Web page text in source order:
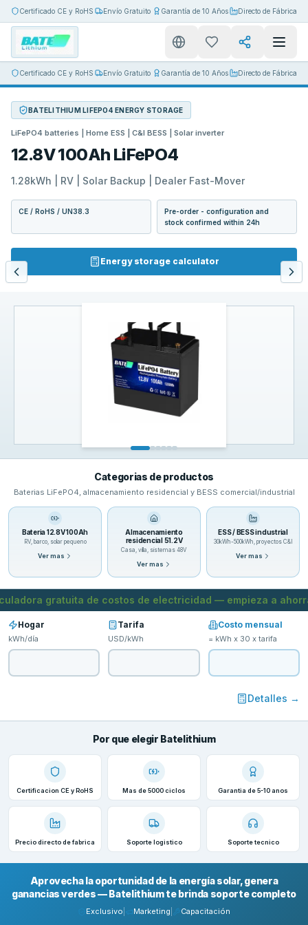
Certificado CE y RoHS Envío Gratuito Garantía de 10 Años Directo de Fábrica
Certificado CE y RoHS Envío Gratuito Garantía de 10 Años Directo de Fábrica
BATELITHIUM LIFEPO4 ENERGY STORAGE
LiFePO4 batteries | Home ESS | C&I BESS | Solar inverter
12.8V 100Ah LiFePO4
1.28kWh | RV | Solar Backup | Dealer Fast-Mover
CE / RoHS / UN38.3
Pre-order - configuration and
stock confirmed within 24h
Energy storage calculator
Categorias de productos
Baterias LiFePO4, almacenamiento residencial y BESS comercial/industrial
Bateria 12.8V 100Ah
RV, barco, solar pequeno
Ver mas
Almacenamiento
residencial 51.2V
Casa, villa, sistemas 48V
Ver mas
ESS / BESS industrial
30kWh-500kWh, proyectos C&I
Ver mas
gratuita de costos de electricidad — empieza a
Hogar
kWh/día
Tarifa
USD/kWh
Costo mensual
= kWh x 30 x tarifa
Detalles →
Por que elegir Batelithium
Certificacion CE y RoHS Mas de 5000 ciclos Garantia de 5-10 anos
Precio directo de fabrica Soporte logistico Soporte tecnico
Aprovecha la oportunidad de la energía solar, genera
ganancias verdes — Batelithium te brinda soporte completo
Exclusivo Marketing Capacitación